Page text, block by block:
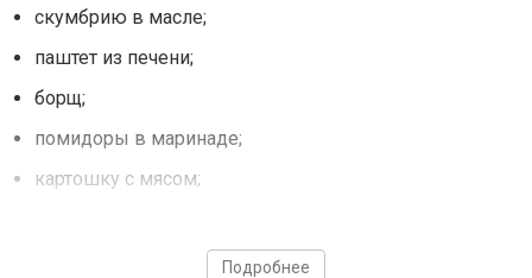
скумбрию в масле;
паштет из печени;
борщ;
помидоры в маринаде;
картошку с мясом;
Подробнее